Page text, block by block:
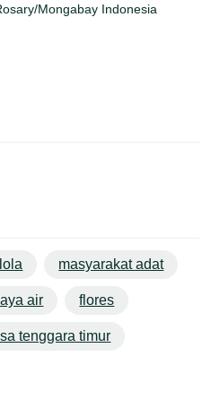
Mongabay Indonesia
masyarakat adat
air flores
tenggara timur